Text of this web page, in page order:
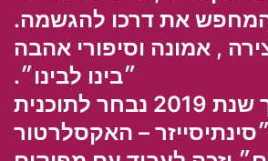
את דרכו להגשמה.
, אמונה וסיפורי אהבה
״בינו לבינו״.
במהלך שנת 2019 נבחר לתוכנית
״סינתיסייזר – האקסלרטור